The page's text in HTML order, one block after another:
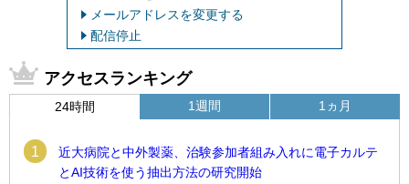
メールアドレスを変更する
配信停止
アクセスランキング
24時間
1
近大病院と中外製薬、治験参加者組み入れに電子カルテ
とAI技術を使う抽出方法の研究開始
1週間 1ヵ月